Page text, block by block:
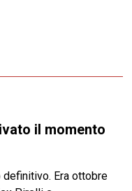
il momento
definitivo. Era ottobre